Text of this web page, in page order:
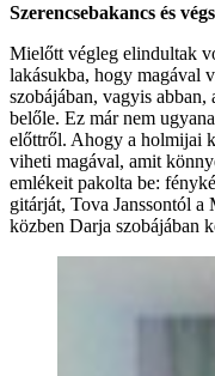
Szerencsebakancs és
Mielőtt végleg elindultak
lakásukba, hogy magával
szobájában, vagyis abban,
belőle. Ez már nem
előttről. Ahogy a holmijai
viheti magával, amit
emlékeit pakolta be:
gitárját, Tova Janssontól
közben Darja szobájában